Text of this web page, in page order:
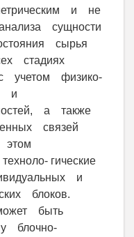
и не
сущности
сырья
стадиях
с учетом физико-
и
а также
связей
гические
и
блоков.
быть
блочно-